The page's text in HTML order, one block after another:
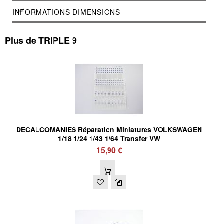
INFORMATIONS DIMENSIONS
Plus de TRIPLE 9
DECALCOMANIES Réparation Miniatures VOLKSWAGEN
1/18 1/24 1/43 1/64 Transfer VW
15,90 €